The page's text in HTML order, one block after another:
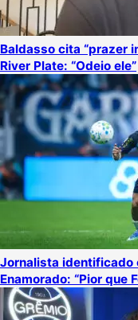
Baldasso cita “prazer
River Plate: “Odeio ele”
Jornalista identificado
Enamorado: “Pior que